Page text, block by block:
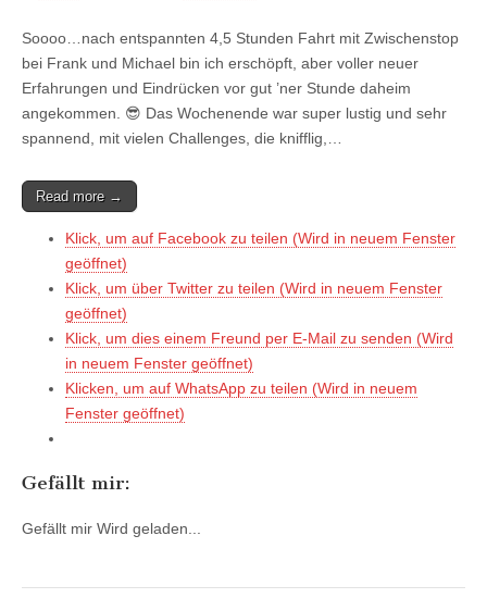
Soooo…nach entspannten 4,5 Stunden Fahrt mit Zwischenstop
bei Frank und Michael bin ich erschöpft, aber voller neuer
Erfahrungen und Eindrücken vor gut ’ner Stunde daheim
angekommen. 😎 Das Wochenende war super lustig und sehr
spannend, mit vielen Challenges, die knifflig,…
Read more →
Klick, um auf Facebook zu teilen (Wird in neuem Fenster
geöffnet)
Klick, um über Twitter zu teilen (Wird in neuem Fenster
geöffnet)
Klick, um dies einem Freund per E-Mail zu senden (Wird
in neuem Fenster geöffnet)
Klicken, um auf WhatsApp zu teilen (Wird in neuem
Fenster geöffnet)
Gefällt mir:
Gefällt mir Wird geladen...